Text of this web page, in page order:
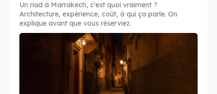
Actualités
Un riad à Marrakech, c'est quoi vraiment ?
Architecture, expérience, coût, à qui ça parle. On
explique avant que vous réserviez.